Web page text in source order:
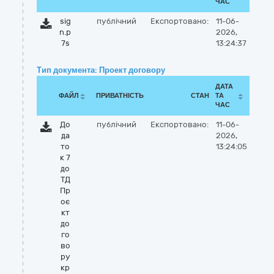
sig
n.p
7s
публічний Експортовано:
11-06-
2026,
13:24:37
Тип документа: Проект договору
ФАЙЛ ПРИВАТНІСТЬ СТАН
ДАТА
ТА
ЧАС
До
да
то
к 7
до
ТД
Пр
оє
кт
до
го
во
ру
кр
публічний Експортовано:
11-06-
2026,
13:24:05